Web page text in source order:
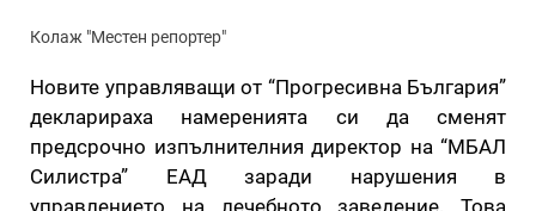
Колаж "Местен репортер"
Новите управляващи от “Прогресивна България”
декларираха намеренията си да сменят
предсрочно изпълнителния директор на “МБАЛ
Силистра” ЕАД заради нарушения в
управлението на лечебното заведение. Това